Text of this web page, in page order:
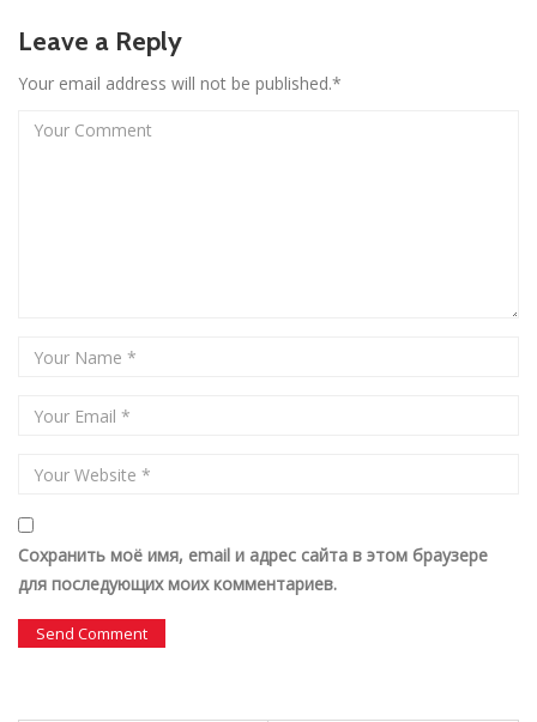
Leave a Reply
Your email address will not be published.*
Сохранить моё имя, email и адрес сайта в этом браузере
для последующих моих комментариев.